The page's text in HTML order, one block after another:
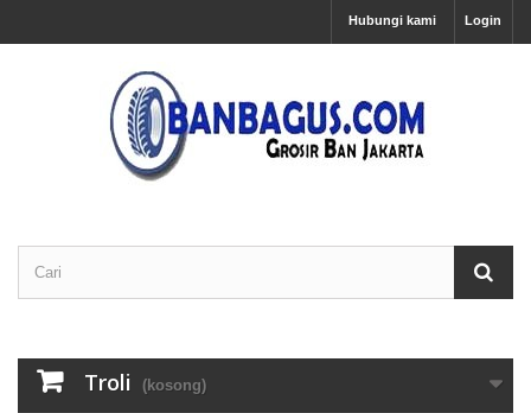
Login
Hubungi kami
Troli (kosong)